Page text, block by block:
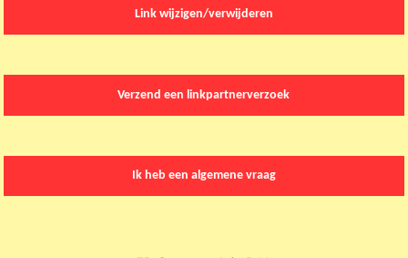
Link wijzigen/verwijderen
Verzend een linkpartnerverzoek
Ik heb een algemene vraag